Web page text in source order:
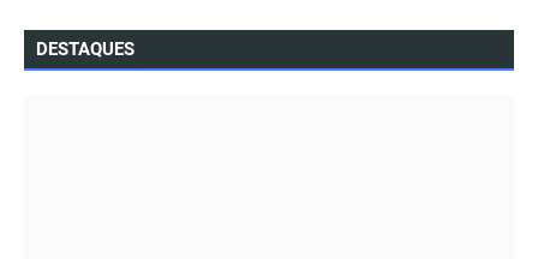
DESTAQUES